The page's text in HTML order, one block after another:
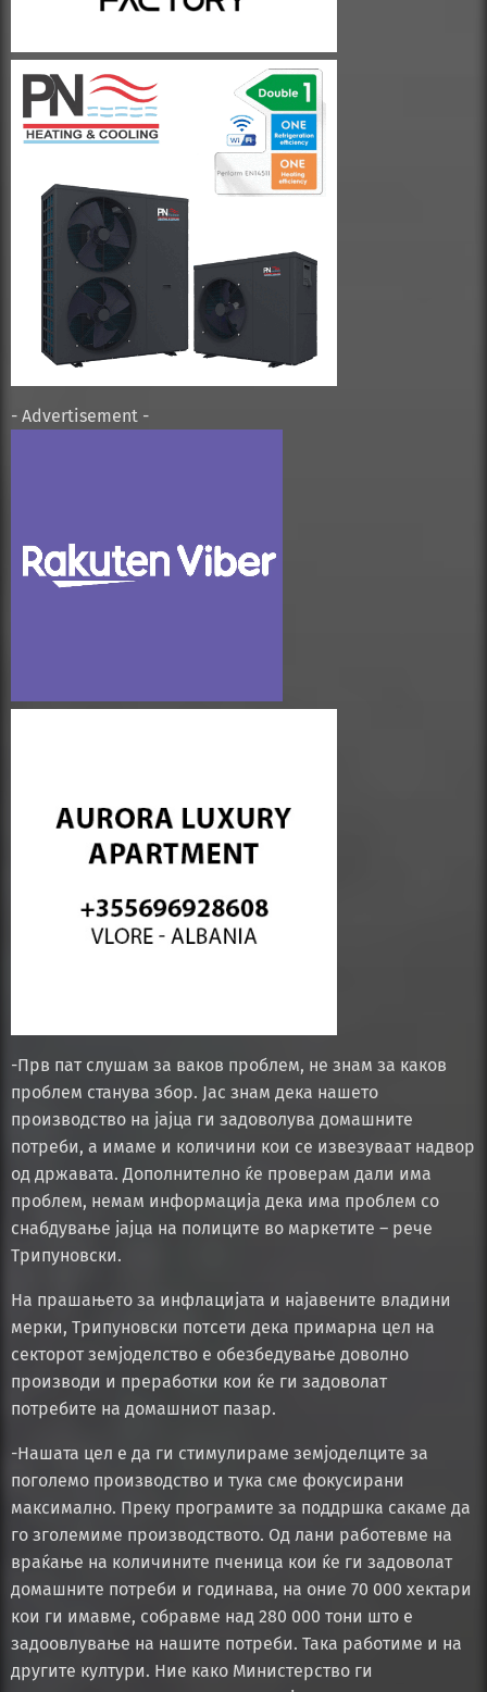
- Advertisement -
-Прв пат слушам за ваков проблем, не знам за каков
проблем станува збор. Јас знам дека нашето
производство на јајца ги задоволува домашните
потреби, а имаме и количини кои се извезуваат надвор
од државата. Дополнително ќе проверам дали има
проблем, немам информација дека има проблем со
снабдување јајца на полиците во маркетите – рече
Трипуновски.
На прашањето за инфлацијата и најавените владини
мерки, Трипуновски потсети дека примарна цел на
секторот земјоделство е обезбедување доволно
производи и преработки кои ќе ги задоволат
потребите на домашниот пазар.
-Нашата цел е да ги стимулираме земјоделците за
поголемо производство и тука сме фокусирани
максимално. Преку програмите за поддршка сакаме да
го зголемиме производството. Од лани работевме на
враќање на количините пченица кои ќе ги задоволат
домашните потреби и годинава, на оние 70 000 хектари
кои ги имавме, собравме над 280 000 тони што е
задоовлување на нашите потреби. Така работиме и на
другите култури. Ние како Министерство ги